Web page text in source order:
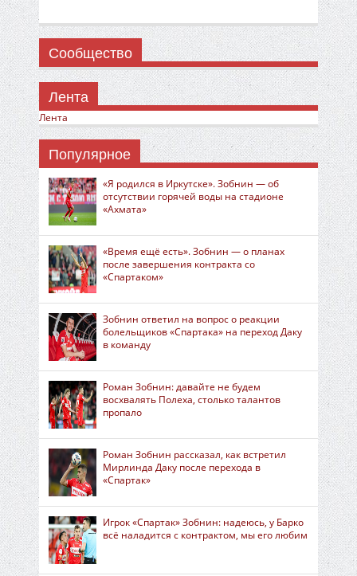
Сообщество
Лента
Лента
Популярное
«Я родился в Иркутске». Зобнин — об
отсутствии горячей воды на стадионе
«Ахмата»
«Время ещё есть». Зобнин — о планах
после завершения контракта со
«Спартаком»
Зобнин ответил на вопрос о реакции
болельщиков «Спартака» на переход Даку
в команду
Роман Зобнин: давайте не будем
восхвалять Полеха, столько талантов
пропало
Роман Зобнин рассказал, как встретил
Мирлинда Даку после перехода в
«Спартак»
Игрок «Спартак» Зобнин: надеюсь, у Барко
всё наладится с контрактом, мы его любим